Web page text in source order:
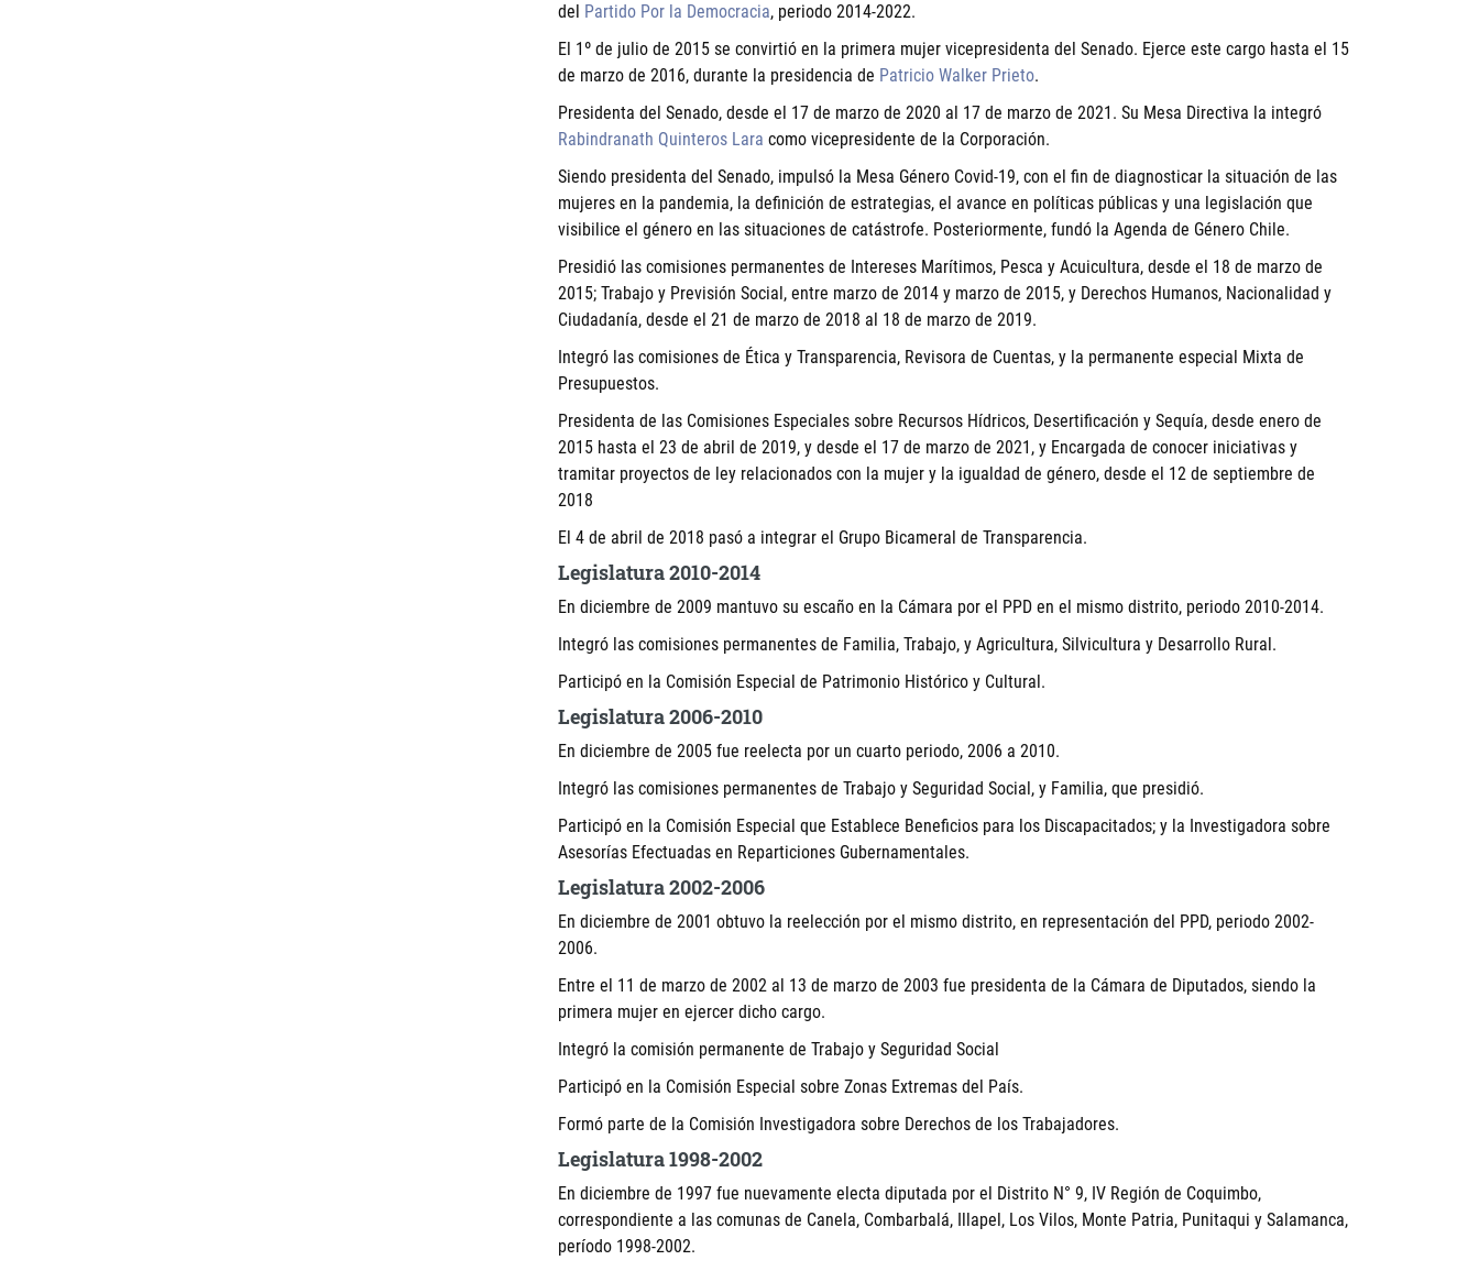
del Partido Por la Democracia, periodo 2014-2022.
El 1º de julio de 2015 se convirtió en la primera mujer vicepresidenta del Senado. Ejerce este cargo hasta el 15
de marzo de 2016, durante la presidencia de Patricio Walker Prieto.
Presidenta del Senado, desde el 17 de marzo de 2020 al 17 de marzo de 2021. Su Mesa Directiva la integró
Rabindranath Quinteros Lara como vicepresidente de la Corporación.
Siendo presidenta del Senado, impulsó la Mesa Género Covid-19, con el fin de diagnosticar la situación de las
mujeres en la pandemia, la definición de estrategias, el avance en políticas públicas y una legislación que
visibilice el género en las situaciones de catástrofe. Posteriormente, fundó la Agenda de Género Chile.
Presidió las comisiones permanentes de Intereses Marítimos, Pesca y Acuicultura, desde el 18 de marzo de
2015; Trabajo y Previsión Social, entre marzo de 2014 y marzo de 2015, y Derechos Humanos, Nacionalidad y
Ciudadanía, desde el 21 de marzo de 2018 al 18 de marzo de 2019.
Integró las comisiones de Ética y Transparencia, Revisora de Cuentas, y la permanente especial Mixta de
Presupuestos.
Presidenta de las Comisiones Especiales sobre Recursos Hídricos, Desertificación y Sequía, desde enero de
2015 hasta el 23 de abril de 2019, y desde el 17 de marzo de 2021, y Encargada de conocer iniciativas y
tramitar proyectos de ley relacionados con la mujer y la igualdad de género, desde el 12 de septiembre de
2018
El 4 de abril de 2018 pasó a integrar el Grupo Bicameral de Transparencia.
Legislatura 2010-2014
En diciembre de 2009 mantuvo su escaño en la Cámara por el PPD en el mismo distrito, periodo 2010-2014.
Integró las comisiones permanentes de Familia, Trabajo, y Agricultura, Silvicultura y Desarrollo Rural.
Participó en la Comisión Especial de Patrimonio Histórico y Cultural.
Legislatura 2006-2010
En diciembre de 2005 fue reelecta por un cuarto periodo, 2006 a 2010.
Integró las comisiones permanentes de Trabajo y Seguridad Social, y Familia, que presidió.
Participó en la Comisión Especial que Establece Beneficios para los Discapacitados; y la Investigadora sobre
Asesorías Efectuadas en Reparticiones Gubernamentales.
Legislatura 2002-2006
En diciembre de 2001 obtuvo la reelección por el mismo distrito, en representación del PPD, periodo 2002-
2006.
Entre el 11 de marzo de 2002 al 13 de marzo de 2003 fue presidenta de la Cámara de Diputados, siendo la
primera mujer en ejercer dicho cargo.
Integró la comisión permanente de Trabajo y Seguridad Social
Participó en la Comisión Especial sobre Zonas Extremas del País.
Formó parte de la Comisión Investigadora sobre Derechos de los Trabajadores.
Legislatura 1998-2002
En diciembre de 1997 fue nuevamente electa diputada por el Distrito N° 9, IV Región de Coquimbo,
correspondiente a las comunas de Canela, Combarbalá, Illapel, Los Vilos, Monte Patria, Punitaqui y Salamanca,
período 1998-2002.